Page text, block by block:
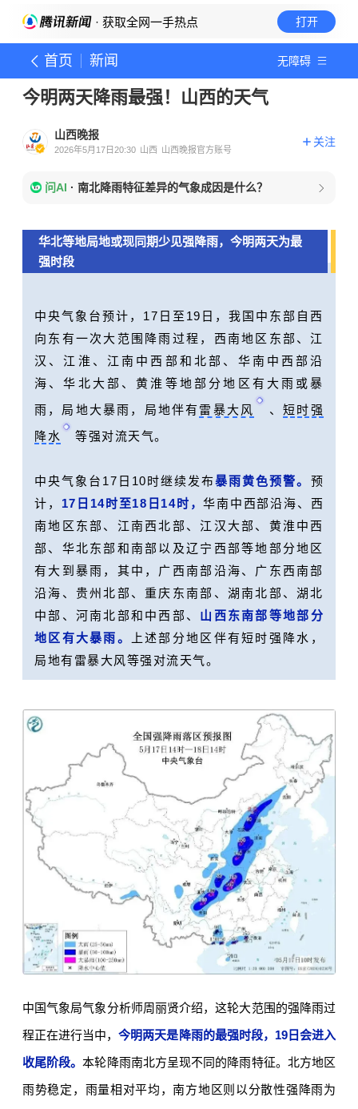
· 获取全网一手热点 打开
首页 新闻 无障碍
今明两天降雨最强！山西的天气
山西晚报
2026年5月17日20:30 山西 山西晚报官方账号
关注
问AI · 南北降雨特征差异的气象成因是什么？
华北等地局地或现同期少见强降雨，今明两天为最
强时段
中央气象台预计，17日至19日，我国中东部自西
向东有一次大范围降雨过程，西南地区东部、江
汉、江淮、江南中西部和北部、华南中西部沿
海、华北大部、黄淮等地部分地区有大雨或暴
雨，局地大暴雨，局地伴有 雷暴大风 、短时强
降水
等强对流天气。
中央气象台17日10时继续发布暴雨黄色预警。 预
计， 17日14时至18日14时，华南中西部沿海、西
南地区东部、江南西北部、江汉大部、黄淮中西
部、华北东部和南部以及辽宁西部等地部分地区
有大到暴雨，其中，广西南部沿海、广东西南部
沿海、贵州北部、重庆东南部、湖南北部、湖北
中部、河南北部和中西部、 山西东南部等地部分
地区有大暴雨。
上述部分地区伴有短时强降水，
局地有雷暴大风等强对流天气。
中国气象局气象分析师周丽贤介绍，这轮大范围的强降雨过
程正在进行当中，今明两天是降雨的最强时段，19日会进入
收尾阶段。本轮降雨南北方呈现不同的降雨特征。北方地区
雨势稳定，雨量相对平均，南方地区则以分散性强降雨为